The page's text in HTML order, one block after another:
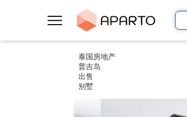
泰国房地产
普吉岛
出售
别墅